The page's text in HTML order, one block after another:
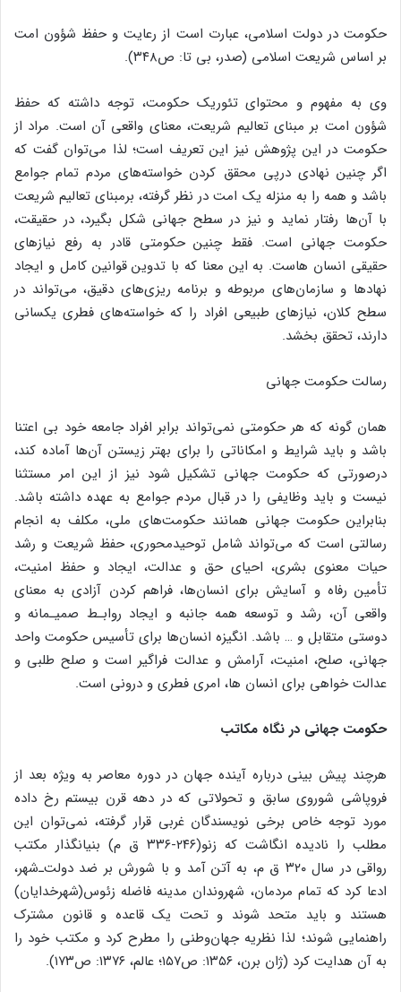
حکومت در دولت اسلامی، عبارت است از رعایت و حفظ شؤون امت
بر اساس شریعت اسلامی (صدر، بی تا: ص۳۴۸).
وی به مفهوم و محتوای تئوریک حکومت، توجه داشته که حفظ
شؤون امت بر مبنای تعالیم شریعت، معنای واقعی آن است. مراد از
حکومت در این پژوهش نیز این تعریف است؛ لذا می‌توان گفت که
اگر چنین نهادی درپی محقق کردن خواسته‌های مردم تمام جوامع
باشد و همه را به منزله یک امت در نظر گرفته، برمبنای تعالیم شریعت
با آن‌ها رفتار نماید و نیز در سطح جهانی شکل بگیرد، در حقیقت،
حکومت جهانی است. فقط چنین حکومتی قادر به رفع نیازهای
حقیقی انسان هاست. به این معنا که با تدوین قوانین کامل و ایجاد
نهادها و سازمان‌های مربوطه و برنامه ریزی‌های دقیق، می‌تواند در
سطح کلان، نیازهای طبیعی افراد را که خواسته‌های فطری یکسانی
دارند، تحقق بخشد.
رسالت حکومت جهانی
همان گونه که هر حکومتی نمی‌تواند برابر افراد جامعه خود بی اعتنا
باشد و باید شرایط و امکاناتی را برای بهتر زیستن آن‌ها آماده کند،
درصورتی که حکومت جهانی تشکیل شود نیز از این امر مستثنا
نیست و باید وظایفی را در قبال مردم جوامع به عهده داشته باشد.
بنابراین حکومت جهانی همانند حکومت‌های ملی، مکلف به انجام
رسالتی است که می‌تواند شامل توحیدمحوری، حفظ شریعت و رشد
حیات معنوی بشری، احیای حق و عدالت، ایجاد و حفظ امنیت،
تأمین رفاه و آسایش برای انسان‌ها، فراهم کردن آزادی به معنای
واقعی آن، رشد و توسعه همه جانبه و ایجاد روابـط صمیـمانه و
دوستی متقابل و … باشد. انگیزه انسان‌ها برای تأسیس حکومت واحد
جهانی، صلح، امنیت، آرامش و عدالت فراگیر است و صلح طلبی و
عدالت خواهی برای انسان ها، امری فطری و درونی است.
حکومت جهانی در نگاه مکاتب
هرچند پیش بینی درباره آینده جهان در دوره معاصر به ویژه بعد از
فروپاشی شوروی سابق و تحولاتی که در دهه قرن بیستم رخ داده
مورد توجه خاص برخی نویسندگان غربی قرار گرفته، نمی‌توان این
مطلب را نادیده انگاشت که زنو(۲۴۶-۳۳۶ ق م) بنیانگذار مکتب
رواقی در سال ۳۲۰ ق م، به آتن آمد و با شورش بر ضد دولت‌ـ‌شهر،
ادعا کرد که تمام مردمان، شهروندان مدینه فاضله زئوس(شهرخدایان)
هستند و باید متحد شوند و تحت یک قاعده و قانون مشترک
راهنمایی شوند؛ لذا نظریه جهان‌وطنی را مطرح کرد و مکتب خود را
به آن هدایت کرد (ژان برن، ۱۳۵۶: ص۱۵۷؛ عالم، ۱۳۷۶: ص۱۷۳).